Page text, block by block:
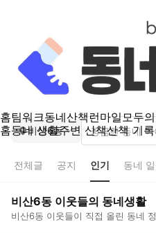
홈팀워크동네산책런마일모두
홈동네 생활주변 산책산책 기록
비산6동
전체글 공지 인기 동네
비산6동 이웃들의 동네생활
비산6동 이웃들이 직접 올린 동네